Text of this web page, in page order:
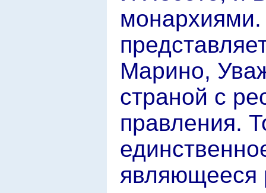
монархиями.
Марино,
страной с
правления.
являющееся